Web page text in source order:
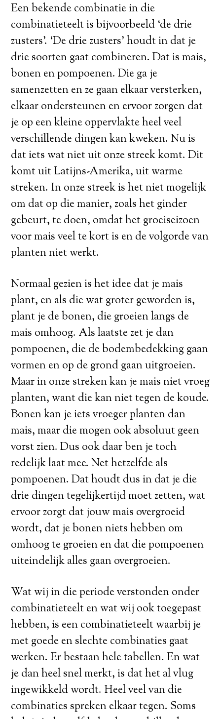
Een bekende combinatie in die
combinatieteelt is bijvoorbeeld ‘de drie
zusters’. ‘De drie zusters’ houdt in dat je
drie soorten gaat combineren. Dat is mais,
bonen en pompoenen. Die ga je
samenzetten en ze gaan elkaar versterken,
elkaar ondersteunen en ervoor zorgen dat
je op een kleine oppervlakte heel veel
verschillende dingen kan kweken. Nu is
dat iets wat niet uit onze streek komt. Dit
komt uit Latijns-Amerika, uit warme
streken. In onze streek is het niet mogelijk
om dat op die manier, zoals het ginder
gebeurt, te doen, omdat het groeiseizoen
voor mais veel te kort is en de volgorde van
planten niet werkt.
Normaal gezien is het idee dat je mais
plant, en als die wat groter geworden is,
plant je de bonen, die groeien langs de
mais omhoog. Als laatste zet je dan
pompoenen, die de bodembedekking gaan
vormen en op de grond gaan uitgroeien.
Maar in onze streken kan je mais niet vroeg
planten, want die kan niet tegen de koude.
Bonen kan je iets vroeger planten dan
mais, maar die mogen ook absoluut geen
vorst zien. Dus ook daar ben je toch
redelijk laat mee. Net hetzelfde als
pompoenen. Dat houdt dus in dat je die
drie dingen tegelijkertijd moet zetten, wat
ervoor zorgt dat jouw mais overgroeid
wordt, dat je bonen niets hebben om
omhoog te groeien en dat die pompoenen
uiteindelijk alles gaan overgroeien.
Wat wij in die periode verstonden onder
combinatieteelt en wat wij ook toegepast
hebben, is een combinatieteelt waarbij je
met goede en slechte combinaties gaat
werken. Er bestaan hele tabellen. En wat
je dan heel snel merkt, is dat het al vlug
ingewikkeld wordt. Heel veel van die
combinaties spreken elkaar tegen. Soms